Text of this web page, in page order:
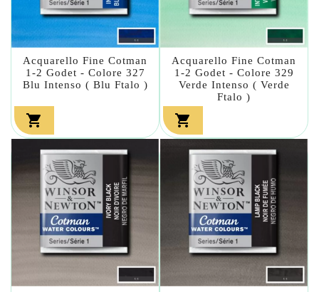
Acquarello Fine Cotman
1-2 Godet - Colore 327
Blu Intenso ( Blu Ftalo )

Acquarello Fine Cotman
1-2 Godet - Colore 329
Verde Intenso ( Verde
Ftalo )
